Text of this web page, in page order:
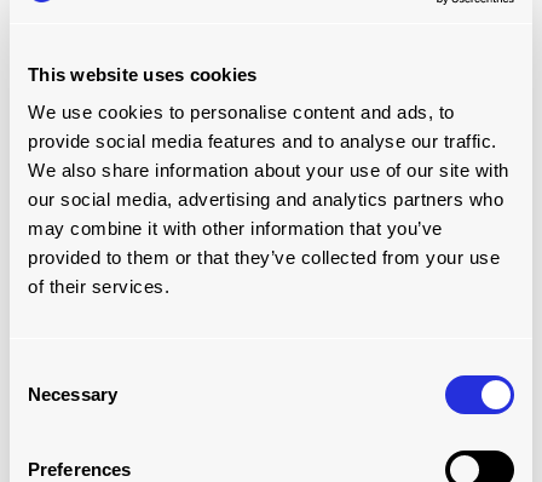
This website uses cookies
We use cookies to personalise content and ads, to
provide social media features and to analyse our traffic.
We also share information about your use of our site with
our social media, advertising and analytics partners who
may combine it with other information that you’ve
provided to them or that they’ve collected from your use
of their services.
Selection
Necessary
Preferences
installer